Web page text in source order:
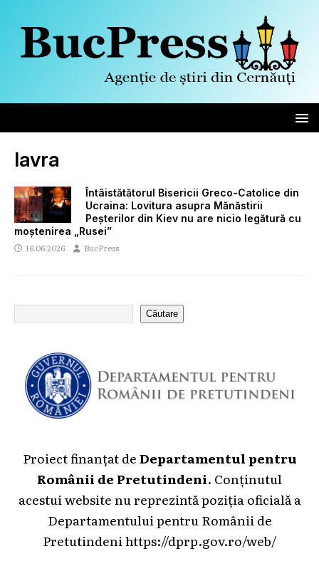
lavra
Întâistătătorul Bisericii Greco-Catolice din
Ucraina: Lovitura asupra Mănăstirii
Peșterilor din Kiev nu are nicio legătură cu
moștenirea „Rusei”
16.06.2026 BucPress
Căutare
Proiect finanțat deDepartamentul pentru
Românii de Pretutindeni. Conținutul
acestui website nu reprezintă poziția oficială a
Departamentului pentru Românii de
Pretutindeni https://dprp.gov.ro/web/